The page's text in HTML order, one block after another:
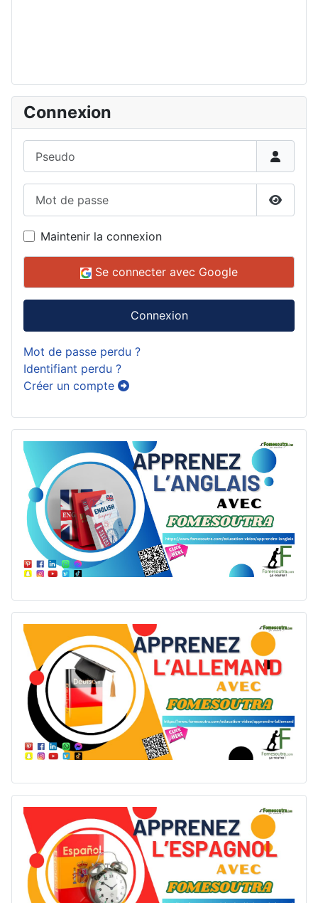
Connexion
Maintenir la connexion
Se connecter avec Google
Connexion
Mot de passe perdu ?
Identifiant perdu ?
Créer un compte